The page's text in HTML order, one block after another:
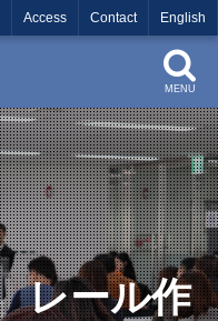
Access Contact English
MENU
レール作